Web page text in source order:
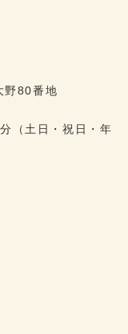
野80番地
（土日・祝日・年